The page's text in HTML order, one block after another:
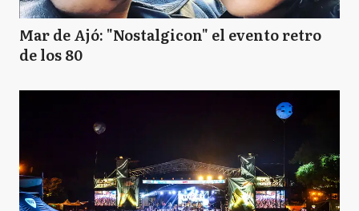
Mar de Ajó: "Nostalgicon" el evento retro
de los 80